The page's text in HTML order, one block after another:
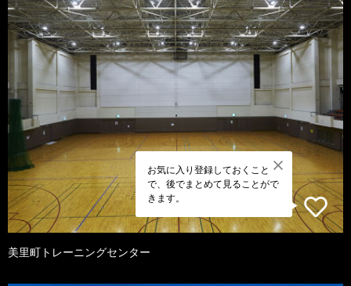
お気に入り登録しておくこと
で、後でまとめて見ることがで
きます。
美里町トレーニングセンター